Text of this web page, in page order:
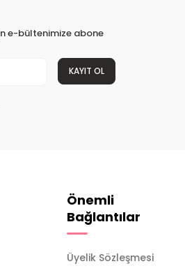
e-bültenimize abone
KAYIT OL
Önemli
Bağlantılar
Üyelik Sözleşmesi